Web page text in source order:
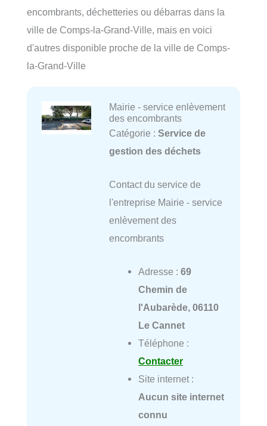
encombrants, déchetteries ou débarras dans la
ville de Comps-la-Grand-Ville, mais en voici
d'autres disponible proche de la ville de Comps-
la-Grand-Ville
Mairie - service enlèvement
des encombrants
Catégorie : Service de
gestion des déchets
Contact du service de
l'entreprise Mairie - service
enlèvement des
encombrants
Adresse : 69
Chemin de
l'Aubarède, 06110
Le Cannet
Téléphone :
Contacter
Site internet :
Aucun site internet
connu